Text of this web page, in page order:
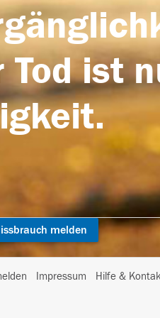
Tod ist
melden
Impressum Hilfe &